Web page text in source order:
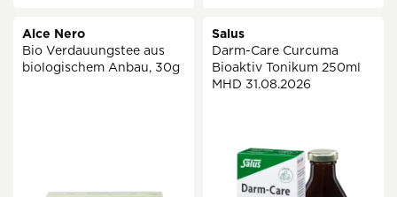
Alce Nero
Bio Verdauungstee aus
biologischem Anbau, 30g
Salus
Darm-Care Curcuma
Bioaktiv Tonikum 250ml
MHD 31.08.2026